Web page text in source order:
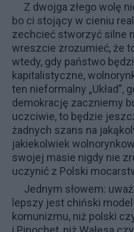
Z dwojga złego wolę
bo ci stojący w cieniu
zechcieć stworzyć silne
wreszcie zrozumieć, że
wtedy, gdy państwo
kapitalistyczne,
ten nieformalny „Układ”,
demokrację zaczniemy
uczciwie, to będzie
żadnych szans na
jakiekolwiek
swojej masie nigdy nie
uczynić z Polski
Jednym słowem:
lepszy jest chiński
komunizmu, niż polski